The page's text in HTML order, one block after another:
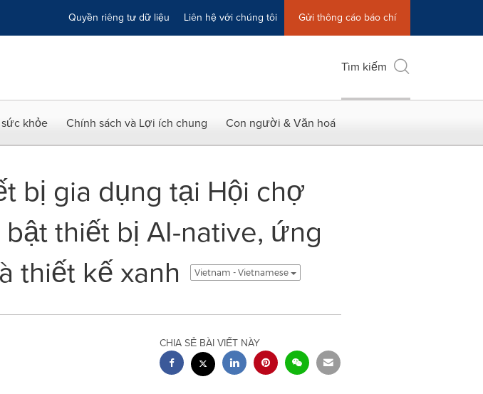
Quyền riêng tư dữ liệu Liên hệ với chúng tôi Gửi thông cáo báo chí
Tìm kiếm
khỏe Chính sách và Lợi ích chung Con người & Văn hoá
bị gia dụng tại Hội chợ
thiết bị AI-native, ứng
thiết kế xanh
Vietnam - Vietnamese
CHIA SẺ BÀI VIẾT NÀY